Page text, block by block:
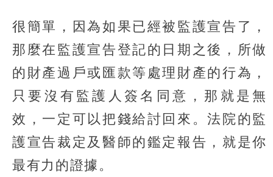
很簡單，因為如果已經被監護宣告了，
那麼在監護宣告登記的日期之後，所做
的財產過戶或匯款等處理財產的行為，
只要沒有監護人簽名同意，那就是無
效，一定可以把錢給討回來。法院的監
護宣告裁定及醫師的鑑定報告，就是你
最有力的證據。